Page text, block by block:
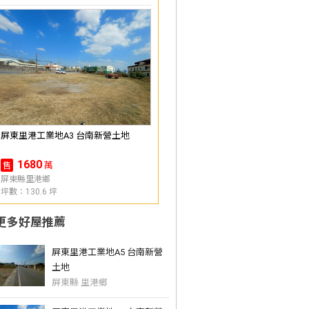
屏東里港工業地A3 台南新營土地
售 1680 萬
屏東縣里港鄉
坪數：130.6 坪
多好屋推薦
屏東里港工業地A5 台南新營
土地
屏東縣 里港鄉